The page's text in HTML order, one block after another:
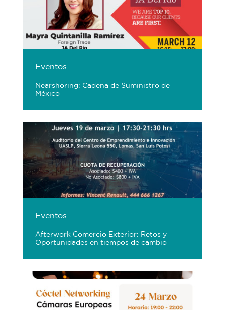
Eventos
Nearshoring: Cadena de Suministro de
México
Eventos
Afterwork Comercio Exterior: Retos y
Oportunidades en tiempos de cambio